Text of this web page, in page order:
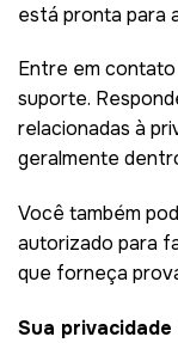
está pronta para
Entre em
suporte.
relacionadas à
geralmente
Você também
autorizado para
que forneça
Sua